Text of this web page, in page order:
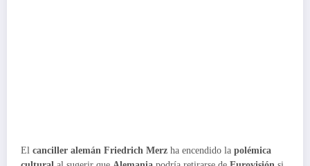
El canciller alemán Friedrich Merz ha encendido la polémica